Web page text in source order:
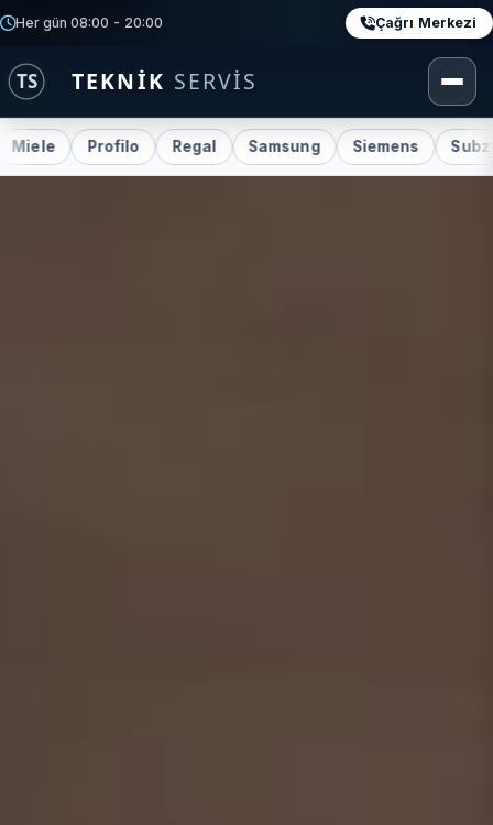
Her gün 08:00 - 20:00 Çağrı Merkezi
Profilo Regal Samsung Siemens Subzero